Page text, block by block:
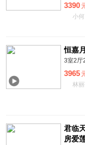
3390
小何
恒嘉
3室2厅
3965
林
君临
房爱